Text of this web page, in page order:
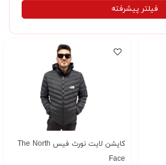
فیلتر پیشرفته
کاپشن لایت نورث فیس The North
Face